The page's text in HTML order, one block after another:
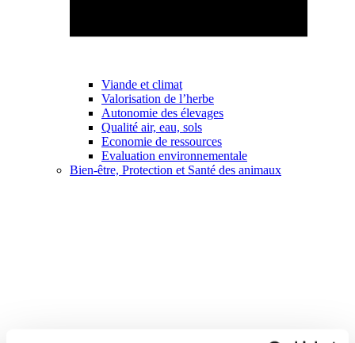
Viande et climat
Valorisation de l’herbe
Autonomie des élevages
Qualité air, eau, sols
Economie de ressources
Evaluation environnementale
Bien-être, Protection et Santé des animaux